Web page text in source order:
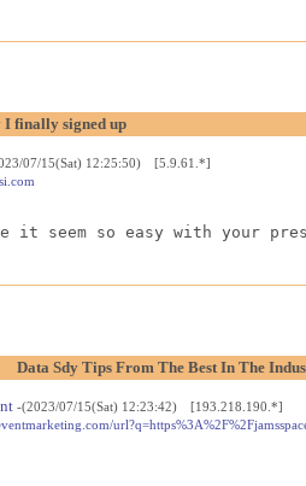
I finally signed up
07/15(Sat) 12:25:50) [5.9.61.*]
it seem so easy with your
Data Sdy Tips From The Best In The
-(2023/07/15(Sat) 12:23:42) [193.218.190.*]